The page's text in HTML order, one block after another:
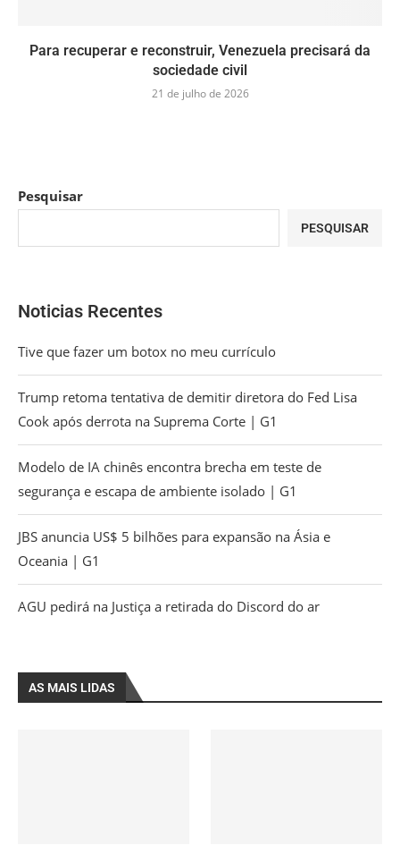
Para recuperar e reconstruir, Venezuela precisará da
sociedade civil
21 de julho de 2026
Pesquisar
PESQUISAR
Noticias Recentes
Tive que fazer um botox no meu currículo
Trump retoma tentativa de demitir diretora do Fed Lisa
Cook após derrota na Suprema Corte | G1
Modelo de IA chinês encontra brecha em teste de
segurança e escapa de ambiente isolado | G1
JBS anuncia US$ 5 bilhões para expansão na Ásia e
Oceania | G1
AGU pedirá na Justiça a retirada do Discord do ar
AS MAIS LIDAS